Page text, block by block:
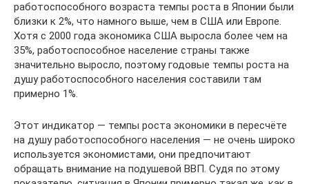
работоспособного возраста темпы роста в Японии были
близки к 2%, что намного выше, чем в США или Европе.
Хотя с 2000 года экономика США выросла более чем на
35%, работоспособное население страны также
значительно выросло, поэтому годовые темпы роста на
душу работоспособного населения составили там
примерно 1%.
Этот индикатор — темпы роста экономики в пересчёте
на душу работоспособного населения — не очень широко
используется экономистами, они предпочитают
обращать внимание на подушевой ВВП. Судя по этому